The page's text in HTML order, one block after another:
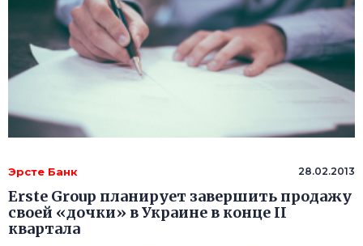
Эрсте Банк 28.02.2013
Erste Group планирует завершить продажу
своей «дочки» в Украине в конце II
квартала